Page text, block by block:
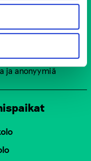
45
päivänä
ja anonyymiä